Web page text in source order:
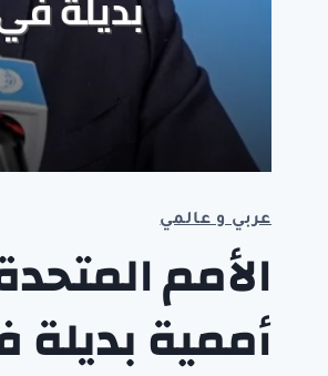
عربي و عالمي
الأمم
أممية بديلة